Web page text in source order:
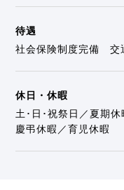
待遇
社会保険制度完備 交
休日・休暇
土･日･祝祭日／夏期
慶弔休暇／育児休暇